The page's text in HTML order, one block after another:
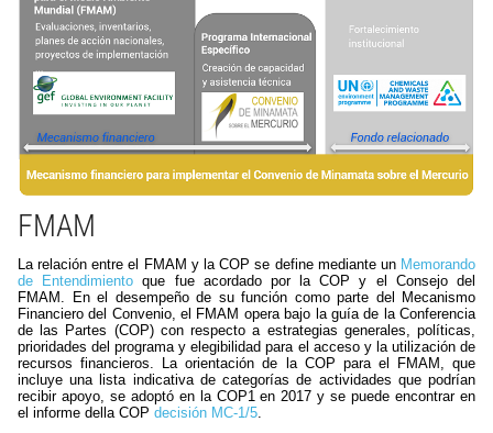
FMAM
La relación entre el FMAM y la COP se define mediante un Memorando
de Entendimiento que fue acordado por la COP y el Consejo del
FMAM. En el desempeño de su función como parte del Mecanismo
Financiero del Convenio, el FMAM opera bajo la guía de la Conferencia
de las Partes (COP) con respecto a estrategias generales, políticas,
prioridades del programa y elegibilidad para el acceso y la utilización de
recursos financieros. La orientación de la COP para el FMAM, que
incluye una lista indicativa de categorías de actividades que podrían
recibir apoyo, se adoptó en la COP1 en 2017 y se puede encontrar en
el informe della COP decisión MC-1/5